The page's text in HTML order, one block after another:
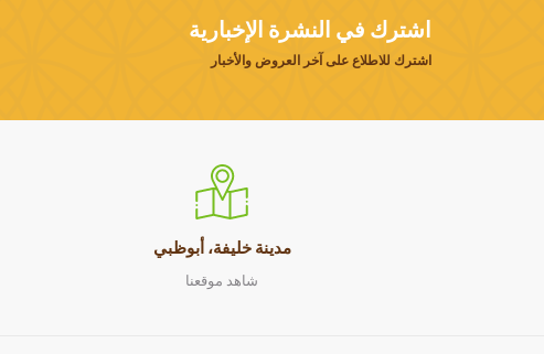
اشترك في النشرة الإخبارية
اشترك للاطلاع على آخر العروض والأخبار
مدينة خليفة، أبوظبي
شاهد موقعنا